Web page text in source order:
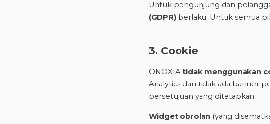
Untuk pengunjung dan
(GDPR) berlaku. Untuk semua
3. Cookie
ONOXIA tidak menggunakan
Analytics dan tidak ada banner
persetujuan yang ditetapkan.
Widget obrolan (yang